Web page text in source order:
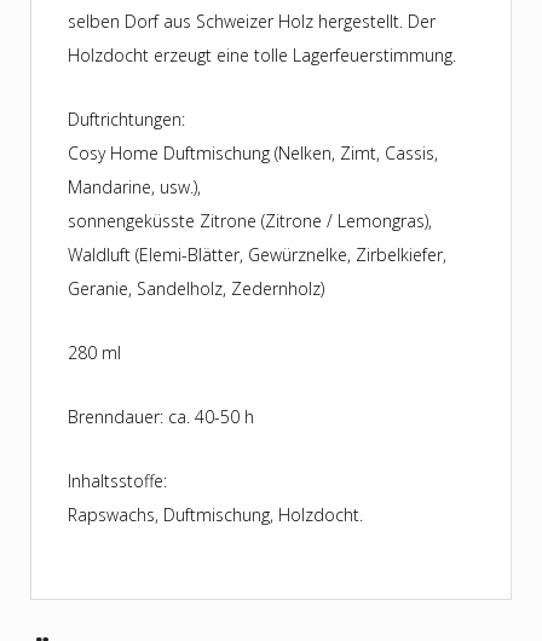
selben Dorf aus Schweizer Holz hergestellt. Der
Holzdocht erzeugt eine tolle Lagerfeuerstimmung.
Duftrichtungen:
Cosy Home Duftmischung (Nelken, Zimt, Cassis,
Mandarine, usw.),
sonnengeküsste Zitrone (Zitrone / Lemongras),
Waldluft (Elemi-Blätter, Gewürznelke, Zirbelkiefer,
Geranie, Sandelholz, Zedernholz)
280 ml
Brenndauer: ca. 40-50 h
Inhaltsstoffe:
Rapswachs, Duftmischung, Holzdocht.